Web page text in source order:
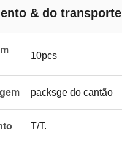
& do transporte
10pcs
packsge do cantão
T/T.